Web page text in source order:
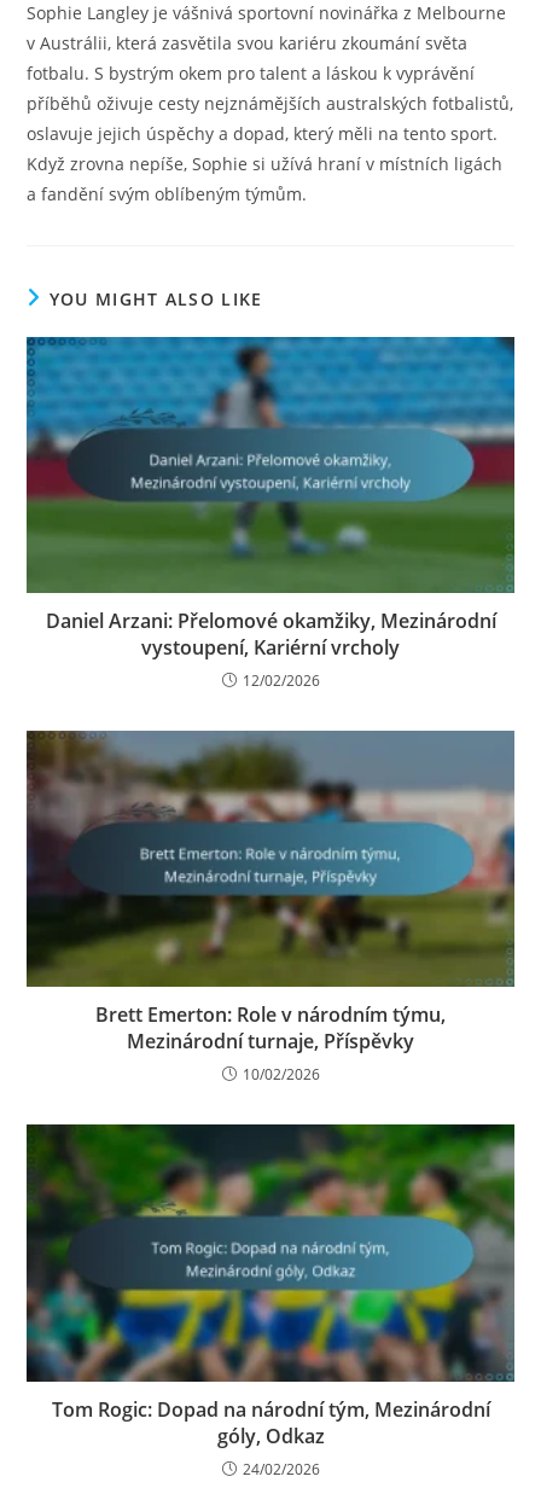
Sophie Langley je vášnivá sportovní novinářka z Melbourne
v Austrálii, která zasvětila svou kariéru zkoumání světa
fotbalu. S bystrým okem pro talent a láskou k vyprávění
příběhů oživuje cesty nejznámějších australských fotbalistů,
oslavuje jejich úspěchy a dopad, který měli na tento sport.
Když zrovna nepíše, Sophie si užívá hraní v místních ligách
a fandění svým oblíbeným týmům.
YOU MIGHT ALSO LIKE
Daniel Arzani: Přelomové okamžiky, Mezinárodní
vystoupení, Kariérní vrcholy
12/02/2026
Brett Emerton: Role v národním týmu,
Mezinárodní turnaje, Příspěvky
10/02/2026
Tom Rogic: Dopad na národní tým, Mezinárodní
góly, Odkaz
24/02/2026